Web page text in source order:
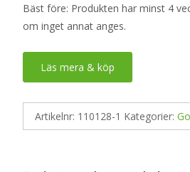
Bäst före: Produkten har minst 4
om inget annat anges.
Läs mera & köp
Artikelnr: 110128-1 Kategorier: